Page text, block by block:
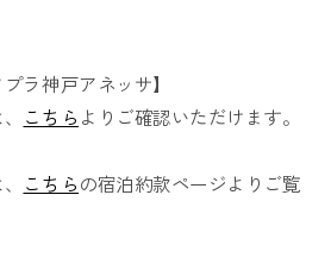
ラ神戸アネッサ】
こちら よりご確認いただけます。
こちらの宿泊約款ページよりご覧